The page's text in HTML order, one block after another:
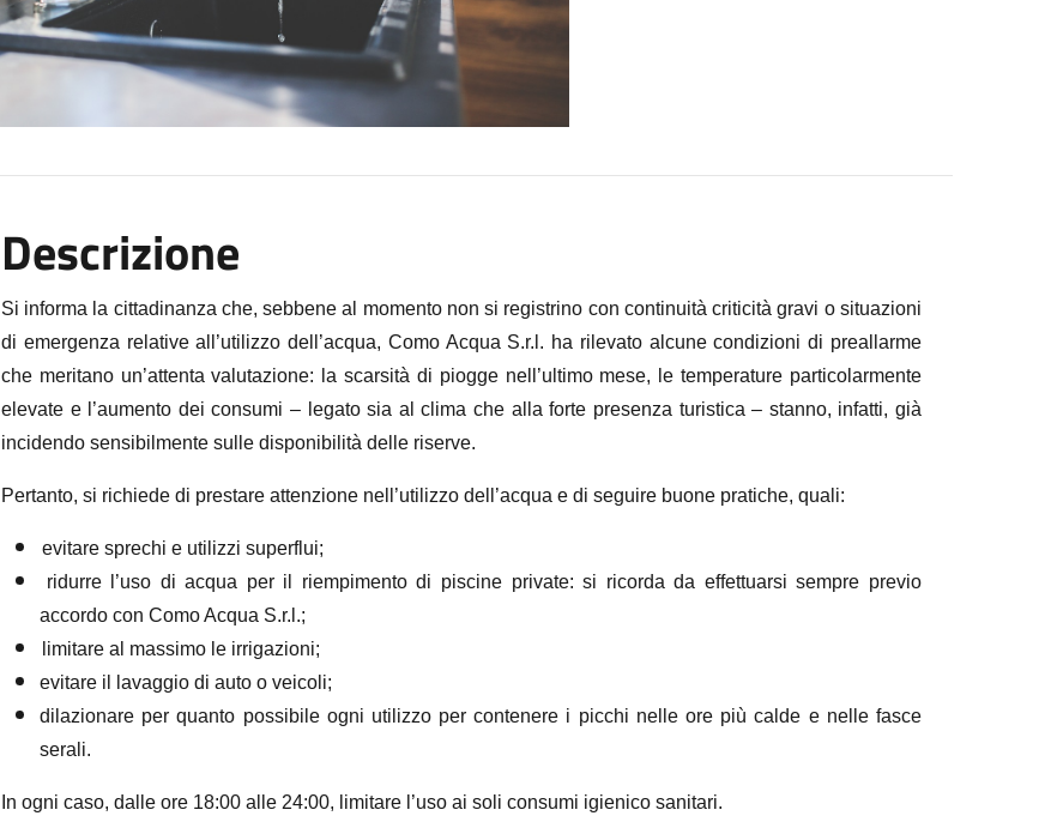
Descrizione
Si informa la cittadinanza che, sebbene al momento non si registrino con continuità criticità gravi o situazioni
di emergenza relative all’utilizzo dell’acqua, Como Acqua S.r.l. ha rilevato alcune condizioni di preallarme
che meritano un’attenta valutazione: la scarsità di piogge nell’ultimo mese, le temperature particolarmente
elevate e l’aumento dei consumi – legato sia al clima che alla forte presenza turistica – stanno, infatti, già
incidendo sensibilmente sulle disponibilità delle riserve.
Pertanto, si richiede di prestare attenzione nell’utilizzo dell’acqua e di seguire buone pratiche, quali:
evitare sprechi e utilizzi superflui;
ridurre l’uso di acqua per il riempimento di piscine private: si ricorda da effettuarsi sempre previo
accordo con Como Acqua S.r.l.;
limitare al massimo le irrigazioni;
evitare il lavaggio di auto o veicoli;
dilazionare per quanto possibile ogni utilizzo per contenere i picchi nelle ore più calde e nelle fasce
serali.
In ogni caso, dalle ore 18:00 alle 24:00, limitare l’uso ai soli consumi igienico sanitari.